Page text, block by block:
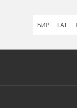
language:
ЋИР LAT